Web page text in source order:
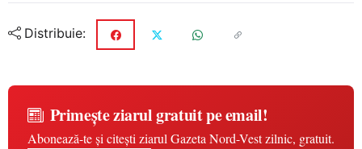
Distribuie:
Primește ziarul gratuit pe email!
Abonează-te și citești ziarul Gazeta Nord-Vest zilnic, gratuit.